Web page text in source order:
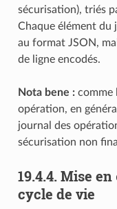
sécurisation), triés
Chaque élément du
au format JSON,
de ligne encodés.
Nota bene :comme
opération, en général
journal des
sécurisation non
19.4.4. Mise en
cycle de vie